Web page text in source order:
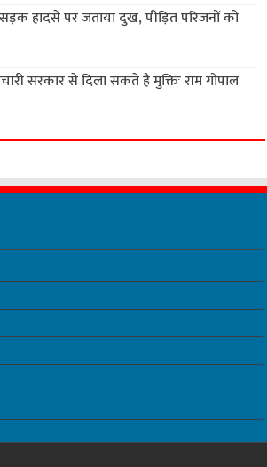
सड़क हादसे पर जताया दुख, पीड़ित परिजनों को
सरकार से दिला सकते हैं मुक्तिः राम गोपाल